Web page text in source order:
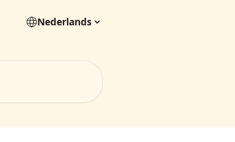
Nederlands